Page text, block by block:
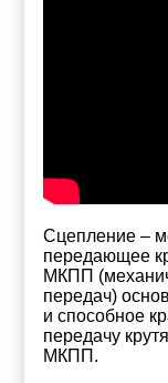
Сцепление –
передающее
МКПП
передач)
и способное
передачу
МКПП.